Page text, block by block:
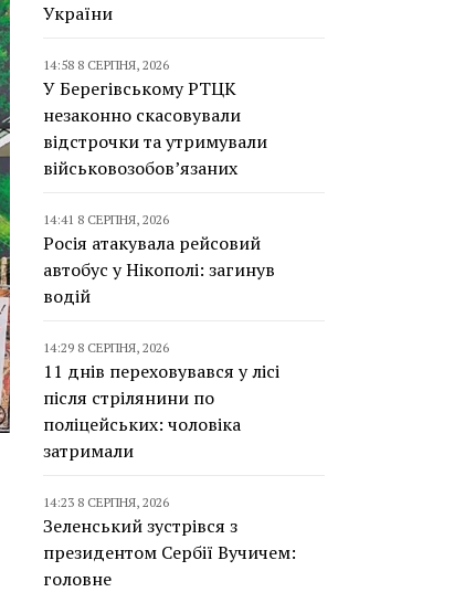
України
14:58 8 СЕРПНЯ, 2026
У Берегівському РТЦК
незаконно скасовували
відстрочки та утримували
військовозобов’язаних
14:41 8 СЕРПНЯ, 2026
Росія атакувала рейсовий
автобус у Нікополі: загинув
водій
14:29 8 СЕРПНЯ, 2026
11 днів переховувався у лісі
після стрілянини по
поліцейських: чоловіка
затримали
14:23 8 СЕРПНЯ, 2026
Зеленський зустрівся з
президентом Сербії Вучичем:
головне